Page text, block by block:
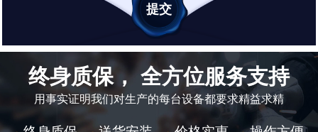
终身质保， 全方位服务支持
用事实证明我们对生产的每台设备都要求精益求精